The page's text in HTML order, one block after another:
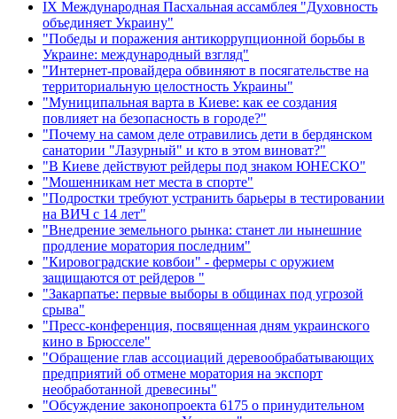
ІХ Международная Пасхальная ассамблея "Духовность
объединяет Украину"
"Победы и поражения антикоррупционной борьбы в
Украине: международный взгляд"
"Интернет-провайдера обвиняют в посягательстве на
территориальную целостность Украины"
"Муниципальная варта в Киеве: как ее создания
повлияет на безопасность в городе?"
"Почему на самом деле отравились дети в бердянском
санатории "Лазурный" и кто в этом виноват?"
"В Киеве действуют рейдеры под знаком ЮНЕСКО"
"Мошенникам нет места в спорте"
"Подростки требуют устранить барьеры в тестировании
на ВИЧ с 14 лет"
"Внедрение земельного рынка: станет ли нынешние
продление моратория последним"
"Кировоградские ковбои" - фермеры с оружием
защищаются от рейдеров "
"Закарпатье: первые выборы в общинах под угрозой
срыва"
"Пресс-конференция, посвященная дням украинского
кино в Брюсселе"
"Обращение глав ассоциаций деревообрабатывающих
предприятий об отмене моратория на экспорт
необработанной древесины"
"Обсуждение законопроекта 6175 о принудительном